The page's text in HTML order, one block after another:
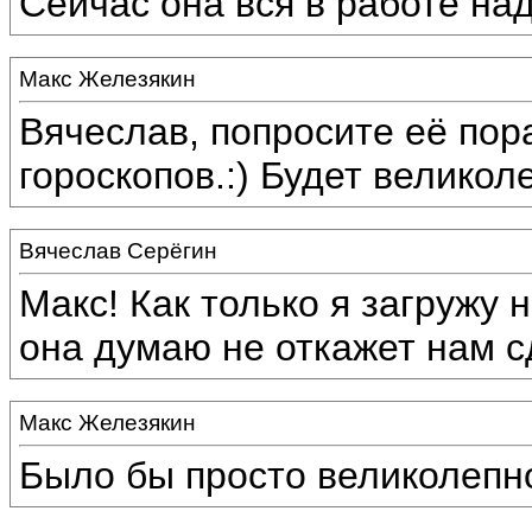
Макс Железякин
Вячеслав, попросите её
гороскопов.:) Будет
Вячеслав Серёгин
Макс! Как только я загружу
она думаю не откажет нам
Макс Железякин
Было бы просто